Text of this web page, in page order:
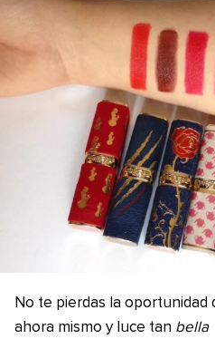
No te pierdas la oportunidad
ahora mismo y luce tan bella